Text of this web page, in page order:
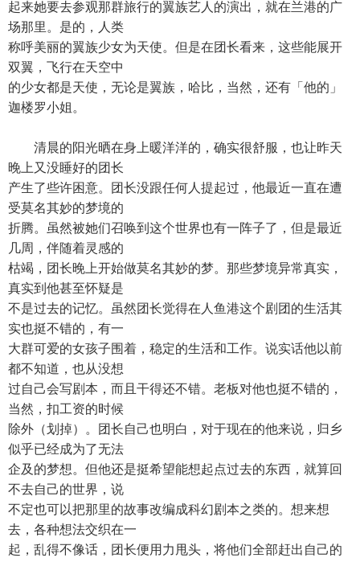
起来她要去参观那群旅行的翼族艺人的演出，就在兰港的广
场那里。是的，人类
称呼美丽的翼族少女为天使。但是在团长看来，这些能展开
双翼，飞行在天空中
的少女都是天使，无论是翼族，哈比，当然，还有「他的」
迦楼罗小姐。
清晨的阳光晒在身上暖洋洋的，确实很舒服，也让昨天
晚上又没睡好的团长
产生了些许困意。团长没跟任何人提起过，他最近一直在遭
受莫名其妙的梦境的
折腾。虽然被她们召唤到这个世界也有一阵子了，但是最近
几周，伴随着灵感的
枯竭，团长晚上开始做莫名其妙的梦。那些梦境异常真实，
真实到他甚至怀疑是
不是过去的记忆。虽然团长觉得在人鱼港这个剧团的生活其
实也挺不错的，有一
大群可爱的女孩子围着，稳定的生活和工作。说实话他以前
都不知道，也从没想
过自己会写剧本，而且干得还不错。老板对他也挺不错的，
当然，扣工资的时候
除外（划掉）。团长自己也明白，对于现在的他来说，归乡
似乎已经成为了无法
企及的梦想。但他还是挺希望能想起点过去的东西，就算回
不去自己的世界，说
不定也可以把那里的故事改编成科幻剧本之类的。想来想
去，各种想法交织在一
起，乱得不像话，团长便用力甩头，将他们全部赶出自己的